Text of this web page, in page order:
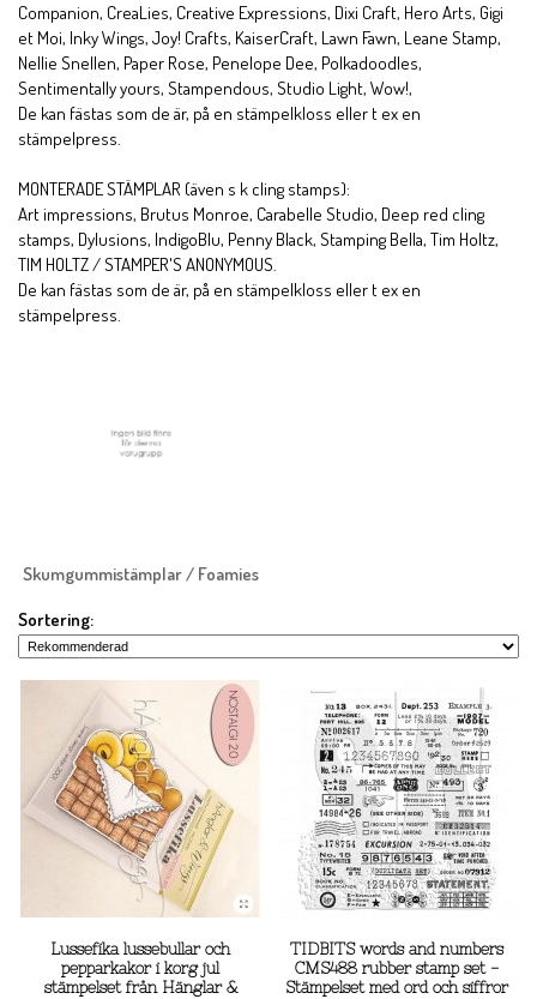
Companion, CreaLies, Creative Expressions, Dixi Craft, Hero Arts, Gigi
et Moi, Inky Wings, Joy! Crafts, KaiserCraft, Lawn Fawn, Leane Stamp,
Nellie Snellen, Paper Rose, Penelope Dee, Polkadoodles,
Sentimentally yours, Stampendous, Studio Light, Wow!,
De kan fästas som de är, på en stämpelkloss eller t ex en
stämpelpress.
MONTERADE STÄMPLAR (även s k cling stamps):
Art impressions, Brutus Monroe, Carabelle Studio, Deep red cling
stamps, Dylusions, IndigoBlu, Penny Black, Stamping Bella, Tim Holtz,
TIM HOLTZ / STAMPER'S ANONYMOUS.
De kan fästas som de är, på en stämpelkloss eller t ex en
stämpelpress.
Skumgummistämplar / Foamies
Sortering:
Lussefika lussebullar och
pepparkakor i korg jul
stämpelset från Hänglar &
TIDBITS words and numbers
CMS488 rubber stamp set -
Stämpelset med ord och siffror